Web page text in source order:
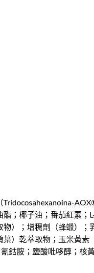
；椰子油；番茄紅素
）；增稠劑（蜂蠟）
）乾萃取物；玉米黃
鈷胺；鹽酸吡哆醇；核